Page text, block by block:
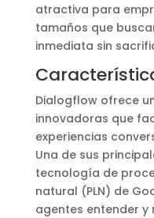
atractiva para
tamaños que
inmediata sin
Dialogflow ofrece
innovadoras que
experiencias
Una de sus
tecnología de
natural (PLN) de
agentes entender